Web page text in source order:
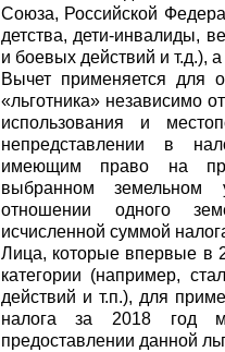
Союза, Российской
детства, дети-инвалиды,
и боевых действий и т.д.),
Вычет применяется для
«льготника» независимо
использования и
непредставлении в
имеющим право на
выбранном земельном
отношении одного
исчисленной суммой
Лица, которые впервые в
категории (например,
действий и т.п.), для
налога за 2018 год
предоставлении данной